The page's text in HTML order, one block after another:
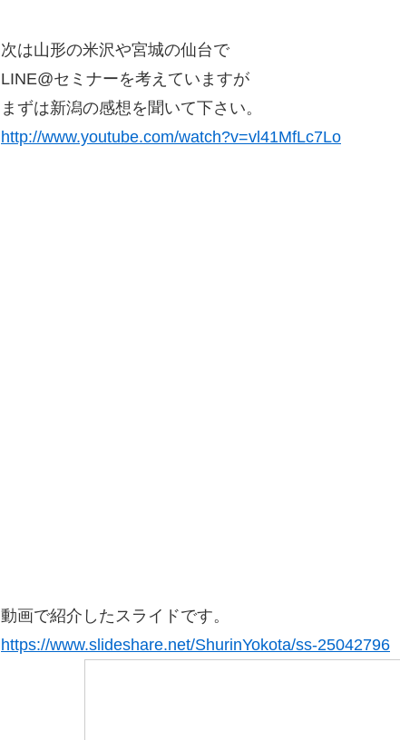
次は山形の米沢や宮城の仙台で
LINE@セミナーを考えていますが
まずは新潟の感想を聞いて下さい。
http://www.youtube.com/watch?v=vl41MfLc7Lo
動画で紹介したスライドです。
https://www.slideshare.net/ShurinYokota/ss-25042796